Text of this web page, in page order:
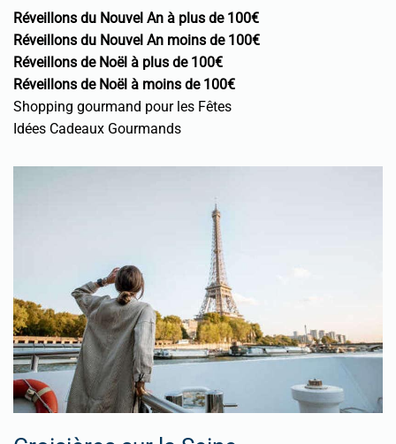
Réveillons du Nouvel An à plus de 100€
Réveillons du Nouvel An moins de 100€
Réveillons de Noël à plus de 100€
Réveillons de Noël à moins de 100€
Shopping gourmand pour les Fêtes
Idées Cadeaux Gourmands